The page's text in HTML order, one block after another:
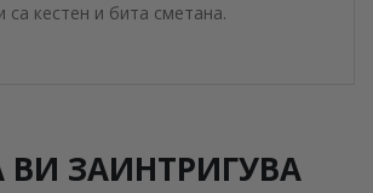
са кестен и бита сметана.
ЗАИНТРИГУВА